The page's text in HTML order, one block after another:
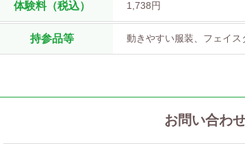
体験料（税込） 1,738円
持参品等 動きやすい服装、フェイス
お問い合わ